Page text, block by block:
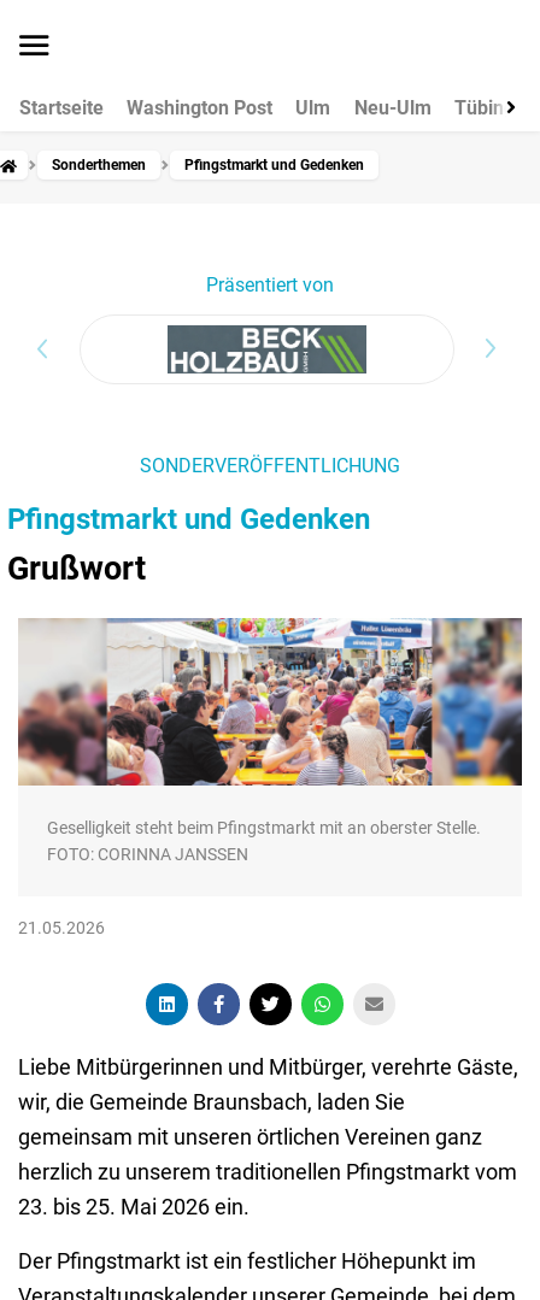
Startseite Washington Post Ulm Neu-Ulm Tübingen
Sonderthemen Pfingstmarkt und Gedenken
Präsentiert von
SONDERVERÖFFENTLICHUNG
Pfingstmarkt und Gedenken
Grußwort
Geselligkeit steht beim Pfingstmarkt mit an oberster Stelle.
FOTO: CORINNA JANSSEN
21.05.2026
Liebe Mitbürgerinnen und Mitbürger, verehrte Gäste,
wir, die Gemeinde Braunsbach, laden Sie
gemeinsam mit unseren örtlichen Vereinen ganz
herzlich zu unserem traditionellen Pfingstmarkt vom
23. bis 25. Mai 2026 ein.
Der Pfingstmarkt ist ein festlicher Höhepunkt im